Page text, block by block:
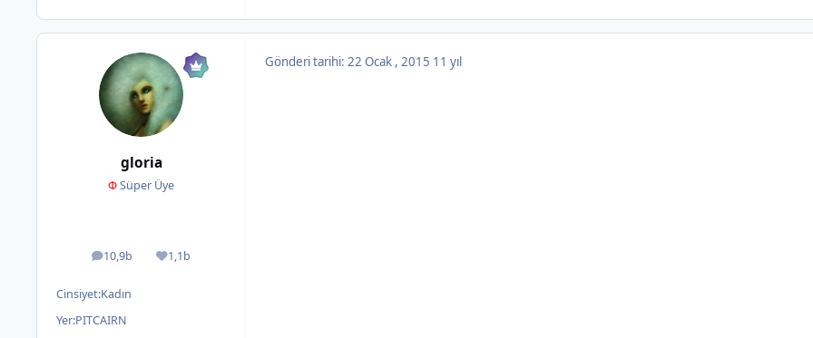
gloria
ΦSüper Üye
10,9b
ileti 1,1b
İtibar
Cinsiyet:Kadın
Yer:PITCAIRN
Gönderi tarihi: 22 Ocak , 2015 11 yıl